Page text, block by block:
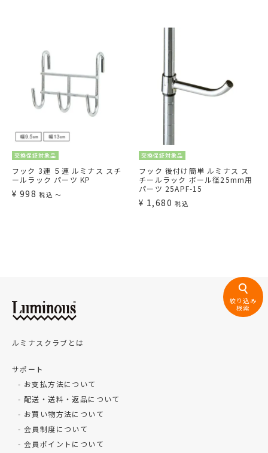
交換保証対象品
フック 3連 ５連 ルミナス スチ
ールラック パーツ KP
¥ 998 税込 〜
交換保証対象品
フック 後付け簡単 ルミナス ス
チールラック ポール径25mm用
パーツ 25APF-15
¥ 1,680 税込
絞り込み
検索
ルミナスクラブとは
サポート
お支払方法について
配送・送料・返品について
お買い物方法について
会員制度について
会員ポイントについて